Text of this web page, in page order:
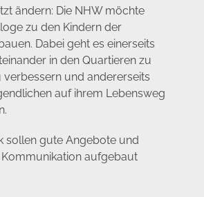
ändern: Die NHW möchte
zu den Kindern der
Dabei geht es einerseits
in den Quartieren zu
und andererseits
auf ihrem Lebensweg
sollen gute Angebote und
aufgebaut